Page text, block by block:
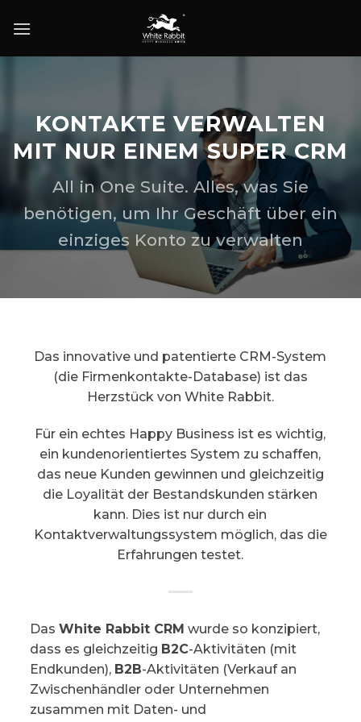
to
KONTAKTE VERWALTEN
MIT NUR EINEM SUPER CRM
All in One Suite. Alles, was Sie
benötigen, um Ihr Geschäft über ein
einziges Konto zu verwalten
Das innovative und patentierte CRM-System
(die Firmenkontakte-Database) ist das
Herzstück von White Rabbit.
Für ein echtes Happy Business ist es wichtig,
ein kundenorientiertes System zu schaffen,
das neue Kunden gewinnen und gleichzeitig
die Loyalität der Bestandskunden stärken
kann. Dies ist nur durch ein
Kontaktverwaltungssystem möglich, das die
Erfahrungen testet.
DasWhite Rabbit CRM wurde so konzipiert,
dass es gleichzeitig B2C-Aktivitäten (mit
Endkunden), B2B-Aktivitäten (Verkauf an
Zwischenhändler oder Unternehmen
zusammen mit Daten- und